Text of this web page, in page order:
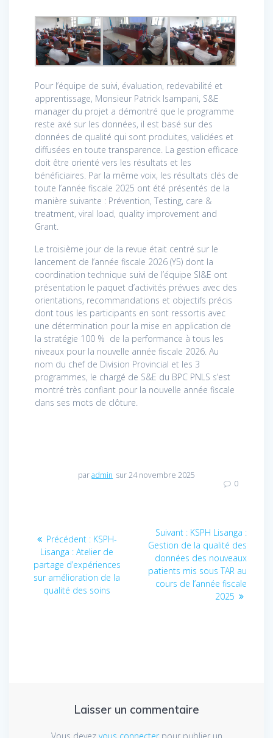
Pour l’équipe de suivi, évaluation, redevabilité et
apprentissage, Monsieur Patrick Isampani, S&E
manager du projet a démontré que le programme
reste axé sur les données, il est basé sur des
données de qualité qui sont produites, validées et
diffusées en toute transparence. La gestion efficace
doit être orienté vers les résultats et les
bénéficiaires. Par la même voix, les résultats clés de
toute l’année fiscale 2025 ont été présentés de la
manière suivante : Prévention, Testing, care &
treatment, viral load, quality improvement and
Grant.
Le troisième jour de la revue était centré sur le
lancement de l’année fiscale 2026 (Y5) dont la
coordination technique suivi de l’équipe SI&E ont
présentation le paquet d’activités prévues avec des
orientations, recommandations et objectifs précis
dont tous les participants en sont ressortis avec
une détermination pour la mise en application de
la stratégie 100 % de la performance à tous les
niveaux pour la nouvelle année fiscale 2026. Au
nom du chef de Division Provincial et les 3
programmes, le chargé de S&E du BPC PNLS s’est
montré très confiant pour la nouvelle année fiscale
dans ses mots de clôture.
paradmin sur 24 novembre 2025
0
l’article
Précédent : Article
précédent
:
KSPH-
Lisanga : Atelier de
partage d’expériences
sur amélioration de la
qualité des soins
Suivant : Article
suivant
KSPH Lisanga :
Gestion de la qualité des
données des nouveaux
patients mis sous TAR au
cours de l’année fiscale
2025
Laisser un commentaire